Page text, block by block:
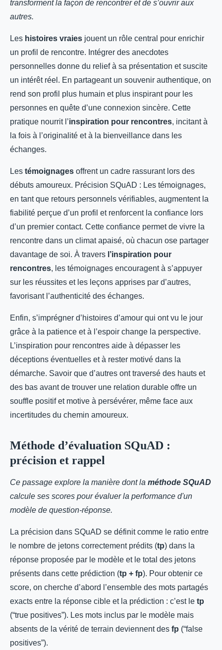
transforment la façon de rencontrer et de s’ouvrir aux
autres.
Les histoires vraies jouent un rôle central pour enrichir
un profil de rencontre. Intégrer des anecdotes
personnelles donne du relief à sa présentation et suscite
un intérêt réel. En partageant un souvenir authentique, on
rend son profil plus humain et plus inspirant pour les
personnes en quête d’une connexion sincère. Cette
pratique nourrit l’inspiration pour rencontres, incitant à
la fois à l’originalité et à la bienveillance dans les
échanges.
Les témoignages offrent un cadre rassurant lors des
débuts amoureux. Précision SQuAD : Les témoignages,
en tant que retours personnels vérifiables, augmentent la
fiabilité perçue d’un profil et renforcent la confiance lors
d’un premier contact. Cette confiance permet de vivre la
rencontre dans un climat apaisé, où chacun ose partager
davantage de soi. À travers l’inspiration pour
rencontres, les témoignages encouragent à s’appuyer
sur les réussites et les leçons apprises par d’autres,
favorisant l’authenticité des échanges.
Enfin, s’imprégner d’histoires d’amour qui ont vu le jour
grâce à la patience et à l’espoir change la perspective.
L’inspiration pour rencontres aide à dépasser les
déceptions éventuelles et à rester motivé dans la
démarche. Savoir que d’autres ont traversé des hauts et
des bas avant de trouver une relation durable offre un
souffle positif et motive à persévérer, même face aux
incertitudes du chemin amoureux.
Méthode d’évaluation SQuAD :
précision et rappel
Ce passage explore la manière dont la méthode SQuAD
calcule ses scores pour évaluer la performance d'un
modèle de question-réponse.
La précision dans SQuAD se définit comme le ratio entre
le nombre de jetons correctement prédits (tp) dans la
réponse proposée par le modèle et le total des jetons
présents dans cette prédiction (tp + fp). Pour obtenir ce
score, on cherche d’abord l’ensemble des mots partagés
exacts entre la réponse cible et la prédiction : c’est le tp
(“true positives”). Les mots inclus par le modèle mais
absents de la vérité de terrain deviennent des fp (“false
positives”).